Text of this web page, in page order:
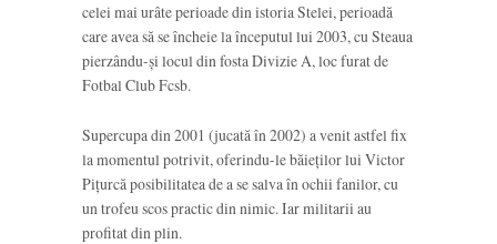
celei mai urâte perioade din istoria Stelei, perioadă
care avea să se încheie la începutul lui 2003, cu Steaua
pierzându-și locul din fosta Divizie A, loc furat de
Fotbal Club Fcsb.
Supercupa din 2001 (jucată în 2002) a venit astfel fix
la momentul potrivit, oferindu-le băieților lui Victor
Pițurcă posibilitatea de a se salva în ochii fanilor, cu
un trofeu scos practic din nimic. Iar militarii au
profitat din plin.